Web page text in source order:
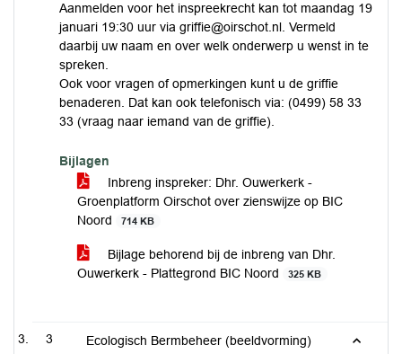
Aanmelden voor het inspreekrecht kan tot maandag 19
januari 19:30 uur via griffie@oirschot.nl. Vermeld
daarbij uw naam en over welk onderwerp u wenst in te
spreken.
Ook voor vragen of opmerkingen kunt u de griffie
benaderen. Dat kan ook telefonisch via: (0499) 58 33
33 (vraag naar iemand van de griffie).
Bijlagen
Inbreng inspreker: Dhr. Ouwerkerk -
Groenplatform Oirschot over zienswijze op BIC
Noord
714 KB
Bijlage behorend bij de inbreng van Dhr.
Ouwerkerk - Plattegrond BIC Noord
325 KB
3 Ecologisch Bermbeheer (beeldvorming)